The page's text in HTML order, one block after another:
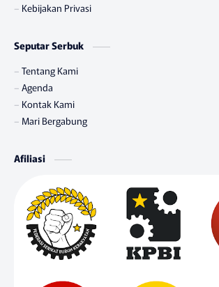
Kebijakan Privasi
Seputar Serbuk
Tentang Kami
Agenda
Kontak Kami
Mari Bergabung
Afiliasi